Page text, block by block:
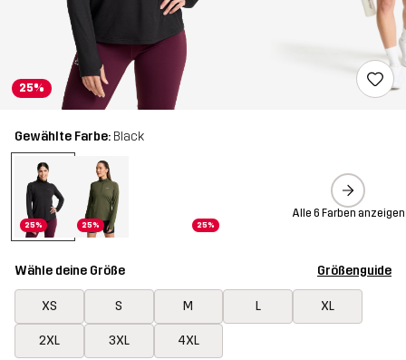
25%
Gewählte Farbe: Black
25% 25% 25%
Alle 6 Farben anzeigen
Wähle deine Größe Größenguide
XS S M L XL
2XL 3XL 4XL